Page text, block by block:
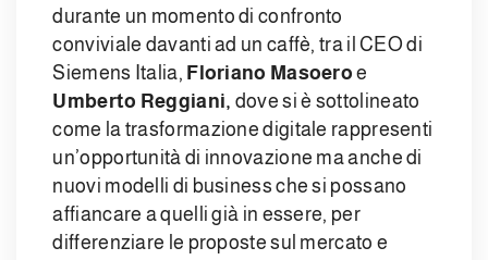
durante un momento di confronto
conviviale davanti ad un caffè, tra il CEO di
Siemens Italia, Floriano Masoero e
Umberto Reggiani, dove si è sottolineato
come la trasformazione digitale rappresenti
un’opportunità di innovazione ma anche di
nuovi modelli di business che si possano
affiancare a quelli già in essere, per
differenziare le proposte sul mercato e